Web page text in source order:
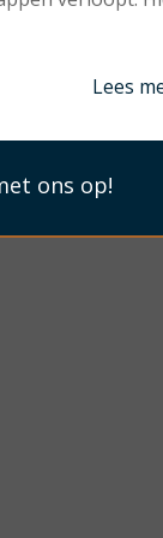
Lees
Lees
ons op!